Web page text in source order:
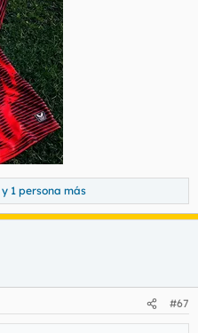
y 1 persona más
#67